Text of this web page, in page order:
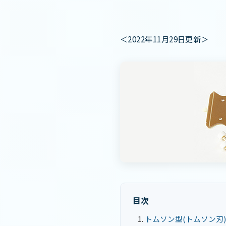
＜2022年11月29日更新＞
目次
トムソン型(トムソン